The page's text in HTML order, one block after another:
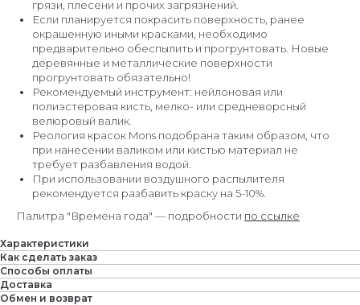
грязи, плесени и прочих загрязнений.
Если планируется покрасить поверхность, ранее
окрашенную иными красками, необходимо
предварительно обеспылить и прогрунтовать. Новые
деревянные и металлические поверхности
прогрунтовать обязательно!
Рекомендуемый инструмент: нейлоновая или
полиэстеровая кисть, мелко- или средневорсный
велюровый валик.
Реология красок Mons подобрана таким образом, что
при нанесении валиком или кистью материал не
требует разбавления водой.
При использовании воздушного распылителя
рекомендуется разбавить краску на 5-10%.
Палитра "Времена года" — подробности по ссылке
Характеристики
Как сделать заказ
Способы оплаты
Доставка
Обмен и возврат